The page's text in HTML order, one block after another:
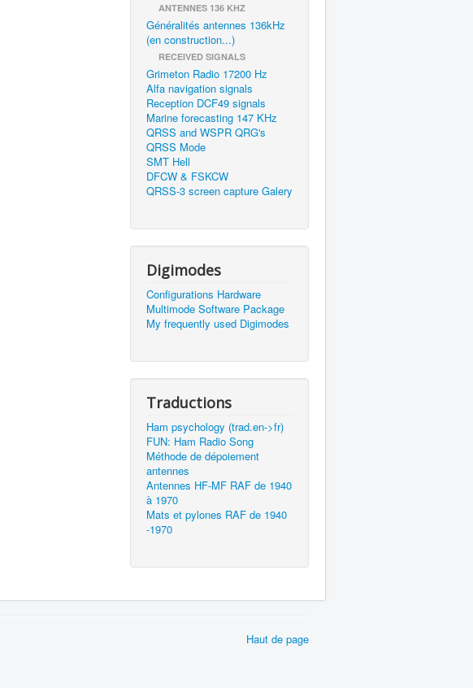
ANTENNES 136 KHZ
Généralités antennes 136kHz
(en construction...)
RECEIVED SIGNALS
Grimeton Radio 17200 Hz
Alfa navigation signals
Reception DCF49 signals
Marine forecasting 147 KHz
QRSS and WSPR QRG's
QRSS Mode
SMT Hell
DFCW & FSKCW
QRSS-3 screen capture Galery
Digimodes
Configurations Hardware
Multimode Software Package
My frequently used Digimodes
Traductions
Ham psychology (trad.en->fr)
FUN: Ham Radio Song
Méthode de dépoiement
antennes
Antennes HF-MF RAF de 1940
à 1970
Mats et pylones RAF de 1940
-1970
Haut de page